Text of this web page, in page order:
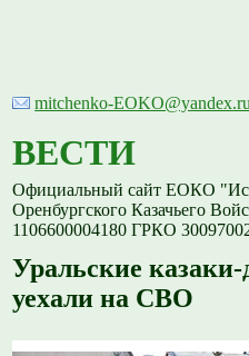
mitchenko-
ВЕСТИ
Официальный сайт ЕОКО
Оренбургского Казачьего
1106600004180 ГРКО
Уральские
уехали на СВО